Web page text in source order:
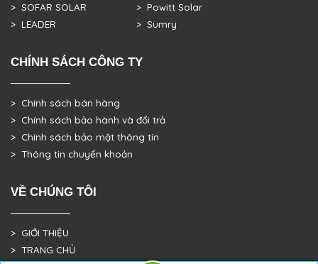
> SOFAR SOLAR
> LEADER
> Powitt Solar
> Sumry
CHÍNH SÁCH CÔNG TY
> Chính sách bán hàng
> Chính sách bảo hành và đổi trả
> Chính sách bảo mật thông tin
> Thông tin chuyển khoản
VỀ CHÚNG TÔI
> GIỚI THIỆU
> TRANG CHỦ